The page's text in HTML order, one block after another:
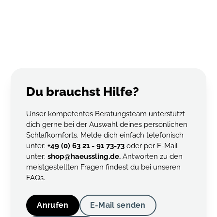
Du brauchst Hilfe?
Unser kompetentes Beratungsteam unterstützt
dich gerne bei der Auswahl deines persönlichen
Schlafkomforts. Melde dich einfach telefonisch
unter:+49 (0) 63 21 - 91 73-73 oder per E-Mail
unter:shop@haeussling.de.Antworten zu den
meistgestellten Fragen findest du bei unseren
FAQs.
Anrufen E-Mail senden